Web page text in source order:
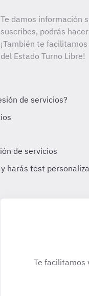
Te damos información
suscribes, podrás
¡También te
del Estado Turno Libre!
Te facilitamos